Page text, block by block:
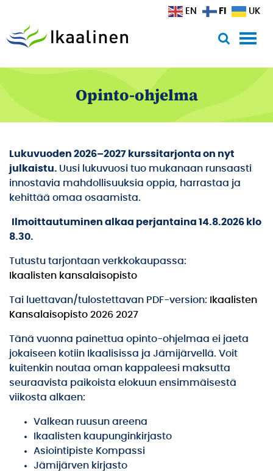
Opinto-ohjelma
Lukuvuoden 2026–2027 kurssitarjonta on nyt
julkaistu. Uusi lukuvuosi tuo mukanaan runsaasti
innostavia mahdollisuuksia oppia, harrastaa ja
kehittää omaa osaamista.
Ilmoittautuminen alkaa perjantaina 14.8.2026 klo
8.30.
Tutustu tarjontaan verkkokaupassa:
Ikaalisten kansalaisopisto
Tai luettavan/tulostettavan PDF-version:
Ikaalisten
Kansalaisopisto 2026 2027
Tänä vuonna painettua opinto-ohjelmaa ei jaeta
jokaiseen kotiin Ikaalisissa ja Jämijärvellä. Voit
kuitenkin noutaa oman kappaleesi maksutta
seuraavista paikoista elokuun ensimmäisestä
viikosta alkaen:
Valkean ruusun areena
Ikaalisten kaupunginkirjasto
Asiointipiste Kompassi
Jämijärven kirjasto
EN FI UK